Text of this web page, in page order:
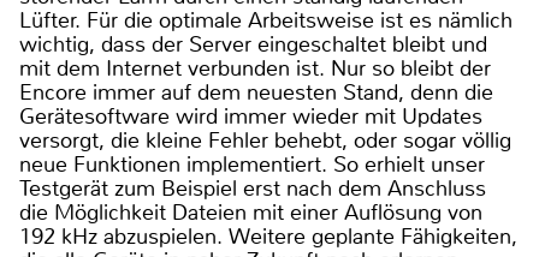
Lüfter. Für die optimale Arbeitsweise ist es nämlich
wichtig, dass der Server eingeschaltet bleibt und
mit dem Internet verbunden ist. Nur so bleibt der
Encore immer auf dem neuesten Stand, denn die
Gerätesoftware wird immer wieder mit Updates
versorgt, die kleine Fehler behebt, oder sogar völlig
neue Funktionen implementiert. So erhielt unser
Testgerät zum Beispiel erst nach dem Anschluss
die Möglichkeit Dateien mit einer Auflösung von
192 kHz abzuspielen. Weitere geplante Fähigkeiten,